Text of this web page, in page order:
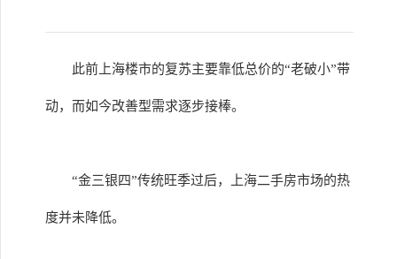
此前上海楼市的复苏主要靠低总价的“老破小”带
动，而如今改善型需求逐步接棒。
“金三银四”传统旺季过后，上海二手房市场的热
度并未降低。